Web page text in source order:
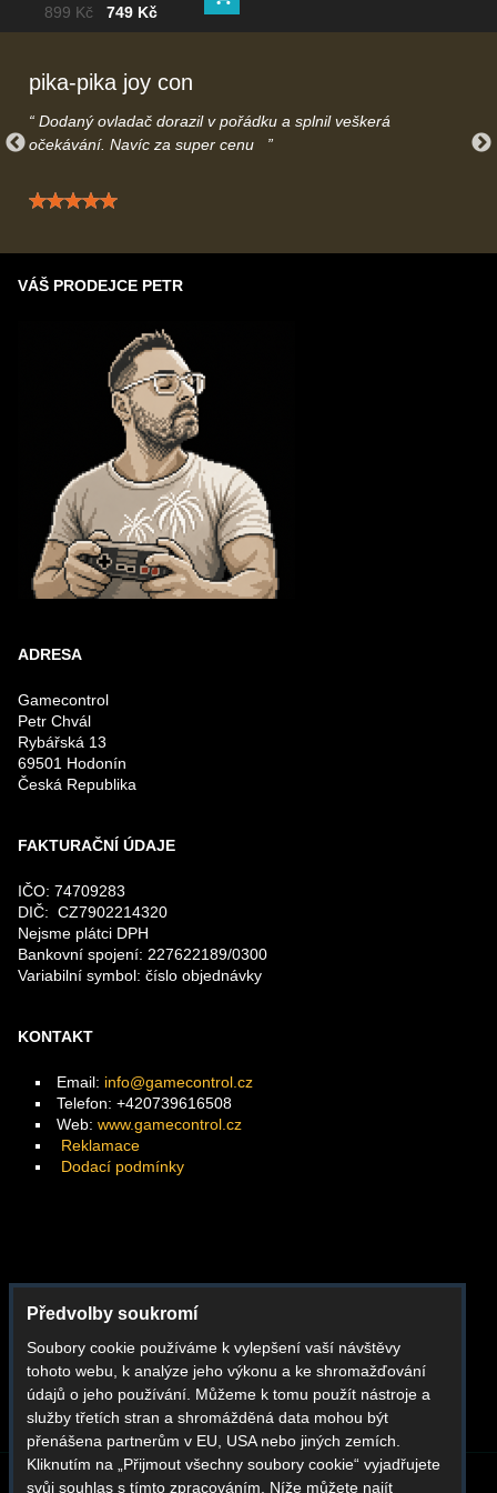
info@gamecontrol.cz
podsvícením
Cena bez DPH
749 Kč
Před slevou:
899 Kč Do košíku
pika-pika joy con
Dodaný ovladač dorazil v pořádku a splnil veškerá
očekávání. Navíc za super cenu
Hodnocení: 5 / 5
VÁŠ PRODEJCE PETR
ADRESA
Gamecontrol
Petr Chvál
Rybářská 13
69501 Hodonín
Česká Republika
FAKTURAČNÍ ÚDAJE
IČO: 74709283
DIČ: CZ7902214320
Nejsme plátci DPH
Bankovní spojení: 227622189/0300
Variabilní symbol: číslo objednávky
KONTAKT
Email: info@gamecontrol.cz
Telefon: +420739616508
Web: www.gamecontrol.cz
Reklamace
Dodací podmínky
Instagram
Youtube
Whatsapp
Předvolby soukromí
Soubory cookie používáme k vylepšení vaší návštěvy
tohoto webu, k analýze jeho výkonu a ke shromažďování
údajů o jeho používání. Můžeme k tomu použít nástroje a
služby třetích stran a shromážděná data mohou být
přenášena partnerům v EU, USA nebo jiných zemích.
Kliknutím na „Přijmout všechny soubory cookie“ vyjadřujete
svůj souhlas s tímto zpracováním. Níže můžete najít